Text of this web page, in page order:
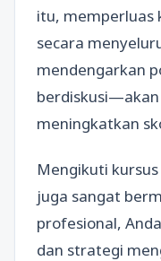
itu, memperluas
secara
mendengarkan
meningkatkan
Mengikuti
juga sangat
profesional,
dan strategi